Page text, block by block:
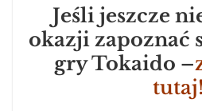
Jeśli jeszcze
okazji zapoznać
gry Tokaido –
tutaj!